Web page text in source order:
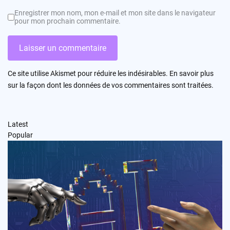
Enregistrer mon nom, mon e-mail et mon site dans le navigateur
pour mon prochain commentaire.
Ce site utilise Akismet pour réduire les indésirables. En savoir plus
sur la façon dont les données de vos commentaires sont traitées.
Latest
Popular